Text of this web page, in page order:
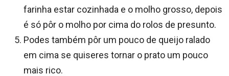
farinha estar cozinhada e o molho grosso, depois
é só pôr o molho por cima do rolos de presunto.
Podes também pôr um pouco de queijo ralado
em cima se quiseres tornar o prato um pouco
mais rico.